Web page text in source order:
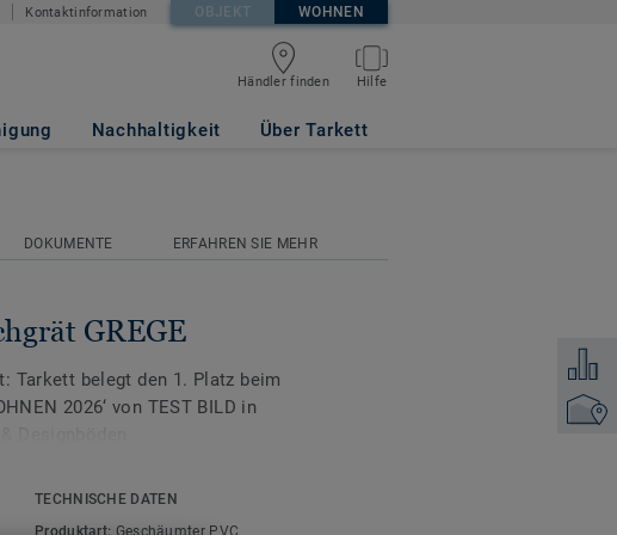
Kontaktinformation OBJEKT WOHNEN
Händler finden Hilfe
Nachhaltigkeit Über Tarkett
Zum
DOKUMENTE ERFAHREN SIE MEHR
GREGE
Tarkett belegt den 1. Platz beim
2026‘ von TEST BILD in
TECHNISCHE DATEN
Produktart:Geschäumter PVC